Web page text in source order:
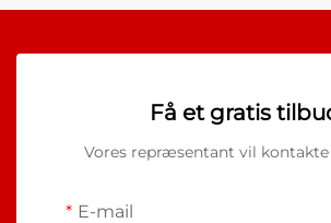
Få et gratis
Vores repræsentant vil
E-mail